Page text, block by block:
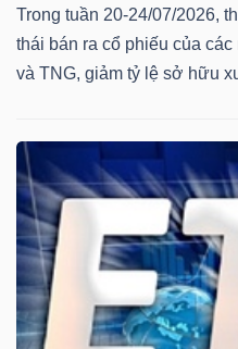
Trong tuần 20-24/07/2026,
thái bán ra cổ phiếu của
và TNG, giảm tỷ lệ sở hữu